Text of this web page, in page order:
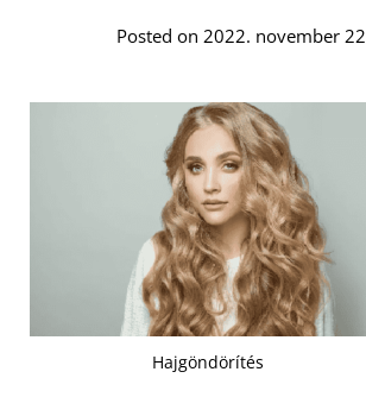
Posted on 2022. november
Hajgöndörítés